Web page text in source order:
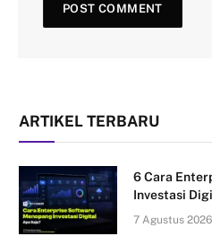
ARTIKEL TERBARU
6 Cara
Investasi
7 Agustus 2026